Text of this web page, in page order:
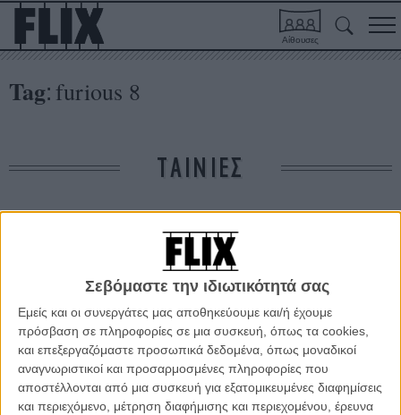
Σεβόμαστε την ιδιωτικότητά σας
Εμείς και οι συνεργάτες μας αποθηκεύουμε και/ή έχουμε
πρόσβαση σε πληροφορίες σε μια συσκευή, όπως τα cookies,
και επεξεργαζόμαστε προσωπικά δεδομένα, όπως μοναδικοί
αναγνωριστικοί και προσαρμοσμένες πληροφορίες που
αποστέλλονται από μια συσκευή για εξατομικευμένες διαφημίσεις
και περιεχόμενο, μέτρηση διαφήμισης και περιεχομένου, έρευνα
Αίθουσες
Tag: furious 8
ΤΑΙΝΙΕΣ
Δε βρέθηκαν σχετικές κριτικές ταινιών.
ΑΡΘΡΑ
To «Furious 8» υπάρχει κι ετοιμάζεται για Νέα Υόρκη
ΝΕΑ /28 ΜΑΙ 2015/ Λήδα Γαλανού